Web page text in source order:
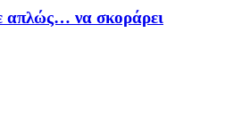
να σκοράρει